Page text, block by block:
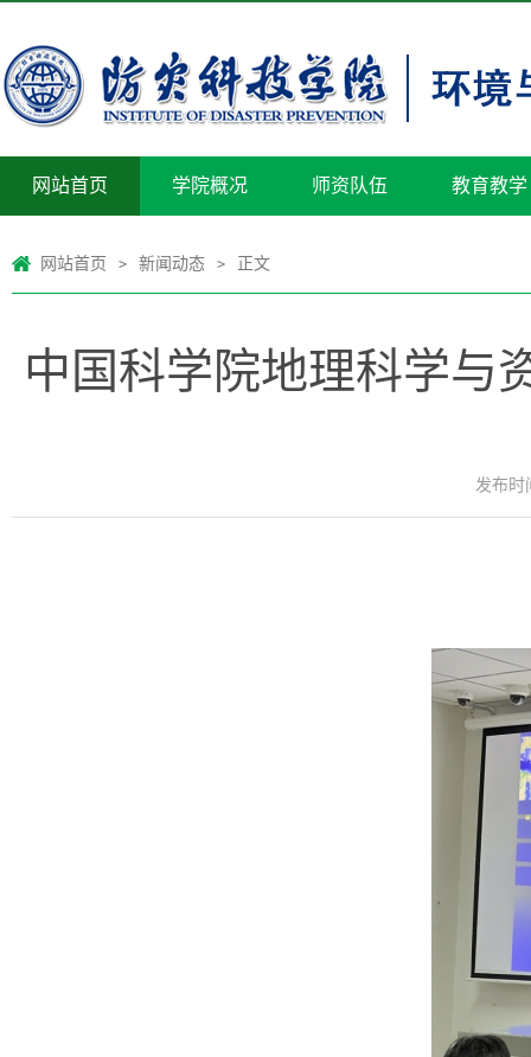
网站首页 学院概况 师资队伍 教育教学
网站首页 > 新闻动态 > 正文
中国科学院地理科学与
发布时